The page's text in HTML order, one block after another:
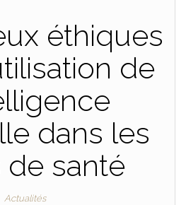
éthiques
de
dans les
de santé
Actualités